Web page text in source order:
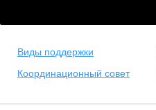
Виды поддержки
Координационный совет